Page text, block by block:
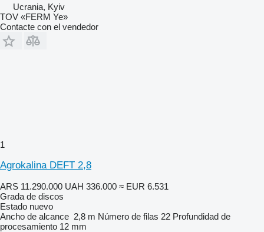
Ucrania, Kyiv
TOV «FERM Ye»
Contacte con el vendedor
1
Agrokalina DEFT 2,8
ARS 11.290.000 UAH 336.000 ≈ EUR 6.531
Grada de discos
Estado nuevo
Ancho de alcance 2,8 m Número de filas 22 Profundidad de
procesamiento 12 mm